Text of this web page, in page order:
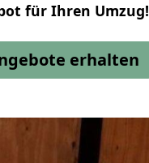
für Ihren Umzug!
erhalten